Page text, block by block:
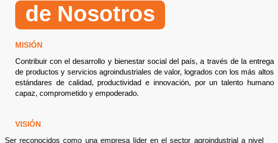
de Nosotros
MISIÓN
Contribuir con el desarrollo y bienestar social del país, a través de la entrega
de productos y servicios agroindustriales de valor, logrados con los más altos
estándares de calidad, productividad e innovación, por un talento humano
capaz, comprometido y empoderado.
VISIÓN
Ser reconocidos como una empresa líder en el sector agroindustrial a nivel